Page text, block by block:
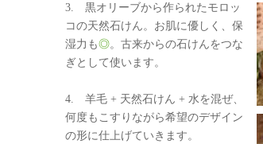
3. 黒オリーブから作られたモロッ
コの天然石けん。お肌に優しく、保
湿力も◎。古来からの石けんをつな
ぎとして使います。
4. 羊毛 + 天然石けん + 水を混ぜ、
何度もこすりながら希望のデザイン
の形に仕上げていきます。